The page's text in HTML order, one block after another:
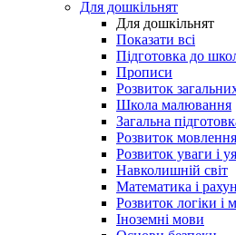
Для дошкільнят
Для дошкільнят
Показати всі
Підготовка до
Прописи
Розвиток
Школа малювання
Загальна
Розвиток
Розвиток уваги і
Навколишній світ
Математика і
Розвиток логіки і
Іноземні мови